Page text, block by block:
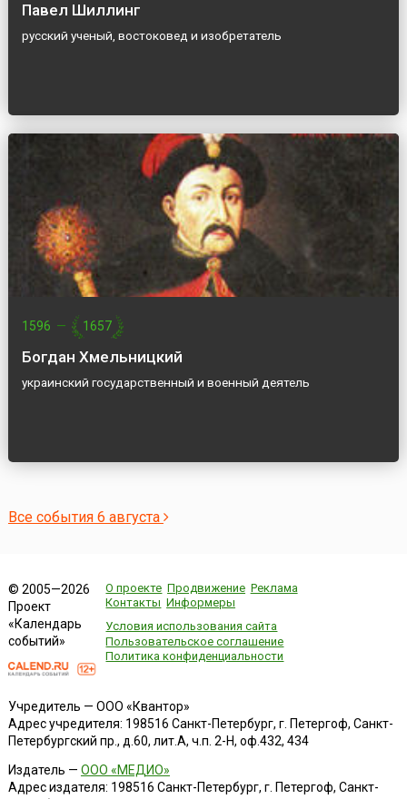
Павел Шиллинг
русский ученый, востоковед и изобретатель
1596 — 1657
Богдан Хмельницкий
украинский государственный и военный деятель
Все события 6 августа
© 2005—2026
Проект
«Календарь
событий»
О проекте Продвижение Реклама
Контакты Информеры
Условия использования сайта
Пользовательское соглашение
Политика конфиденциальности
Учредитель — ООО «Квантор»
Адрес учредителя: 198516 Санкт-Петербург, г. Петергоф, Санкт-
Петербургский пр., д.60, лит.А, ч.п. 2-Н, оф.432, 434
Издатель — ООО «МЕДИО»
Адрес издателя: 198516 Санкт-Петербург, г. Петергоф, Санкт-